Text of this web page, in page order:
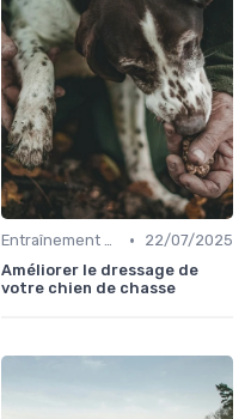
Entraînement avancé •
22/07/2025
Améliorer le dressage de
votre chien de chasse